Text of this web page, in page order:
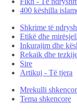
400 këshilla
Shkrime të
Etikë dhe
Inkurajim dhe
Rekaik dhe
Sire
Artikuj - Të tjera
Mrekulli
Tema shkencore